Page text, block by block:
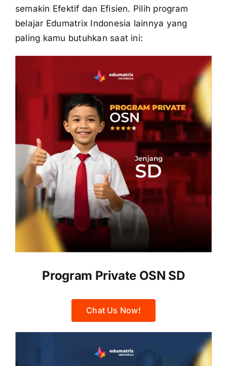
semakin Efektif dan Efisien. Pilih program
belajar Edumatrix Indonesia lainnya yang
paling kamu butuhkan saat ini:
Program Private OSN SD
Chat Us Now!